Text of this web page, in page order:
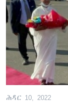
ሕዳር 10, 2022